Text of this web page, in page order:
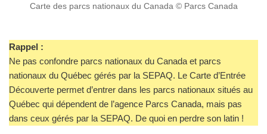
Carte des parcs nationaux du Canada © Parcs Canada
Rappel :
Ne pas confondre parcs nationaux du Canada et parcs
nationaux du Québec gérés par la SEPAQ. Le Carte d’Entrée
Découverte permet d’entrer dans les parcs nationaux situés au
Québec qui dépendent de l’agence Parcs Canada, mais pas
dans ceux gérés par la SEPAQ. De quoi en perdre son latin !